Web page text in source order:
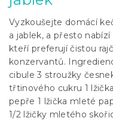
Vyzkoušejte domácí
a jablek, a přesto
kteří preferují čistou
konzervantů.
cibule 3 stroužky
třtinového cukru 1
pepře 1 lžička mleté
1/2 lžičky mletého